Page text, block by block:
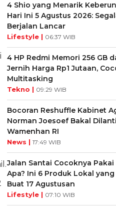
4 Shio yang Menarik
Hari Ini 5 Agustus 2026:
Berjalan Lancar
Lifestyle | 06:37 WIB
4 HP Redmi Memori 256 GB
Jernih Harga Rp1 Jutaan,
Multitasking
Tekno | 09:29 WIB
Bocoran Reshuffle Kabinet
Norman Joesoef Bakal
Wamenhan RI
News | 17:49 WIB
Jalan Santai Cocoknya Pakai
Apa? Ini 6 Produk Lokal yang
Buat 17 Agustusan
Lifestyle | 07:10 WIB